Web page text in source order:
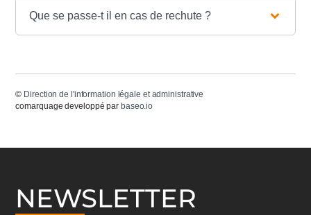
Que se passe-t il en cas de rechute ?
© Direction de l'information légale et administrative
comarquage developpé par baseo.io
NEWSLETTER